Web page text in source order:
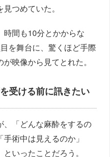
つめていた。
時間も10分とかからな
を舞台に、驚くほど手際
映像から見てとれた。
受ける前に訊きたい
、「どんな麻酔をするの
術中は見えるのか」
いったことだろう。